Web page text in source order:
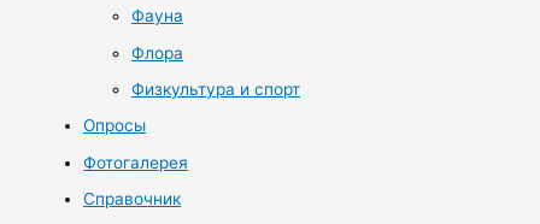
Фауна
Флора
Физкультура и спорт
Опросы
Фотогалерея
Справочник